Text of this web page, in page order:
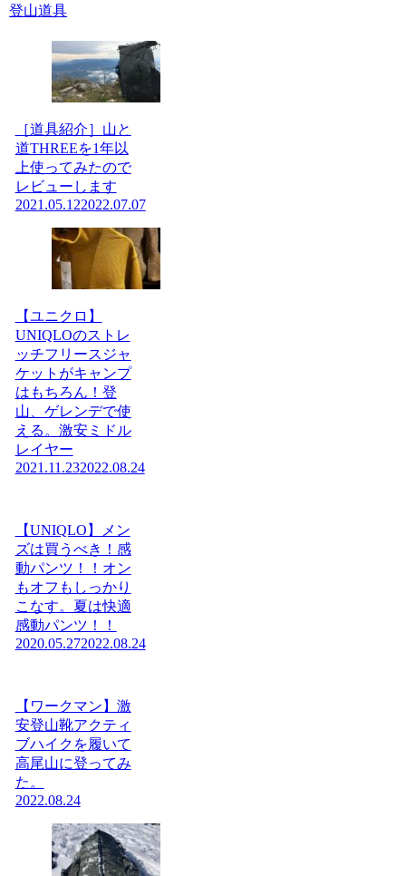
登山道具
［道具紹介］山と
道THREEを1年以
上使ってみたので
レビューします
2021.05.122022.07.07
【ユニクロ】
UNIQLOのストレ
ッチフリースジャ
ケットがキャンプ
はもちろん！登
山、ゲレンデで使
える。激安ミドル
レイヤー
2021.11.232022.08.24
【UNIQLO】メン
ズは買うべき！感
動パンツ！！オン
もオフもしっかり
こなす。夏は快適
感動パンツ！！
2020.05.272022.08.24
【ワークマン】激
安登山靴アクティ
ブハイクを履いて
高尾山に登ってみ
た。
2022.08.24